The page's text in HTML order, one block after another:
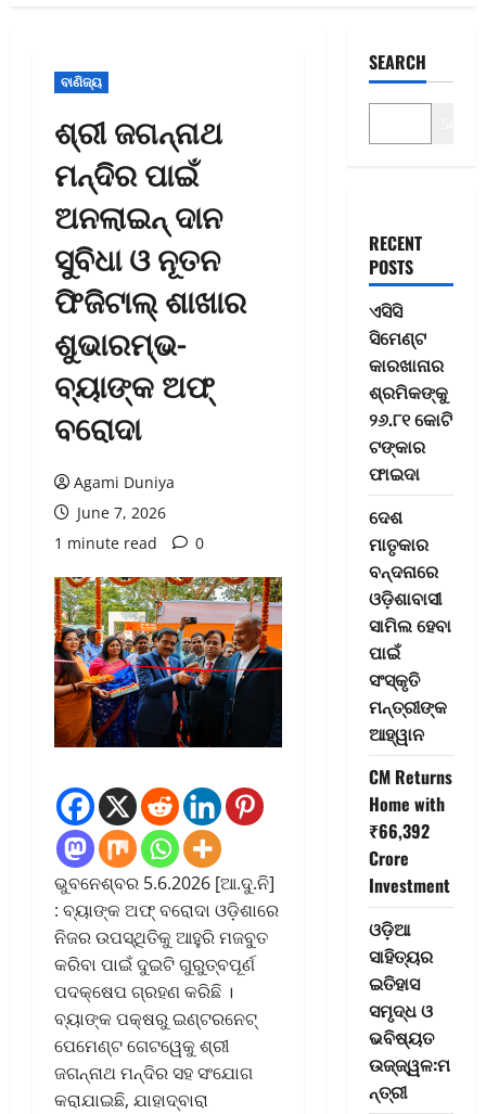
ବାଣିଜ୍ୟ
ଶ୍ରୀ ଜଗନ୍ନାଥ
ମନ୍ଦିର ପାଇଁ
ଅନଲାଇନ୍ ଦାନ
ସୁବିଧା ଓ ନୂତନ
ଫିଜିଟାଲ୍ ଶାଖାର
ଶୁଭାରମ୍ଭ-
ବ୍ୟାଙ୍କ ଅଫ୍
ବରୋଦା
Agami Duniya
June 7, 2026
1 minute read
0
ଭୁବନେଶ୍ବର 5.6.2026 [ଆ.ଦୁ.ନି]
: ବ୍ୟାଙ୍କ ଅଫ୍ ବରୋଦା ଓଡ଼ିଶାରେ
ନିଜର ଉପସ୍ଥିତିକୁ ଆହୁରି ମଜବୁତ
କରିବା ପାଇଁ ଦୁଇଟି ଗୁରୁତ୍ବପୂର୍ଣ
ପଦକ୍ଷେପ ଗ୍ରହଣ କରିଛି ।
ବ୍ୟାଙ୍କ ପକ୍ଷରୁ ଇଣ୍ଟରନେଟ୍
ପେମେଣ୍ଟ ଗେଟୱେକୁ ଶ୍ରୀ
ଜଗନ୍ନାଥ ମନ୍ଦିର ସହ ସଂଯୋଗ
କରାଯାଇଛି, ଯାହାଦ୍ବାରା
SEARCH
RECENT
POSTS
ଏସିସି
ସିମେଣ୍ଟ
କାରଖାନାର
ଶ୍ରମିକଙ୍କୁ
୨୬.୮୧ କୋଟି
ଟଙ୍କାର
ଫାଇଦା
ଦେଶ
ମାତୃକାର
ବନ୍ଦନାରେ
ଓଡ଼ିଶାବାସୀ
ସାମିଲ ହେବା
ପାଇଁ
ସଂସ୍କୃତି
ମନ୍ତ୍ରୀଙ୍କ
ଆହ୍ୱାନ
CM Returns
Home with
₹66,392
Crore
Investment
ଓଡ଼ିଆ
ସାହିତ୍ୟର
ଇତିହାସ
ସମୃଦ୍ଧ ଓ
ଭବିଷ୍ୟତ
ଉଜ୍ଜ୍ୱଳ:ମ
ନ୍ତ୍ରୀ